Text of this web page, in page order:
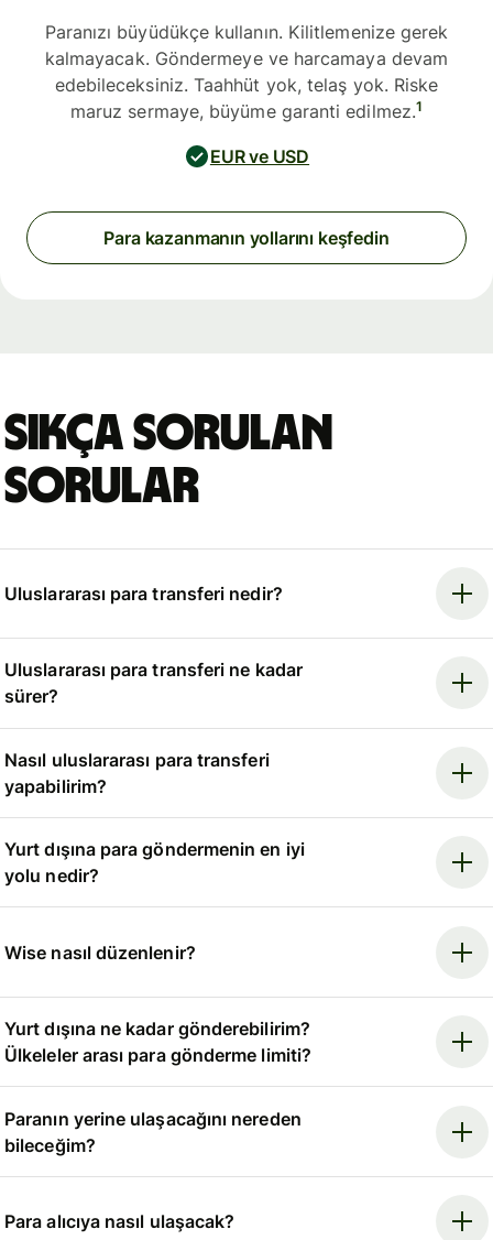
Paranızı büyüdükçe kullanın. Kilitlemenize gerek
kalmayacak. Göndermeye ve harcamaya devam
edebileceksiniz. Taahhüt yok, telaş yok. Riske
maruz sermaye, büyüme garanti edilmez.1
EUR ve USD
Para kazanmanın yollarını keşfedin
Sıkça sorulan
sorular
Uluslararası para transferi nedir?
Uluslararası para transferi ne kadar
sürer?
Nasıl uluslararası para transferi
yapabilirim?
Yurt dışına para göndermenin en iyi
yolu nedir?
Wise nasıl düzenlenir?
Yurt dışına ne kadar gönderebilirim?
Ülkeleler arası para gönderme limiti?
Paranın yerine ulaşacağını nereden
bileceğim?
Para alıcıya nasıl ulaşacak?